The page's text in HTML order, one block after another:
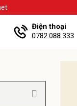
Điện thoại
0782.088.333